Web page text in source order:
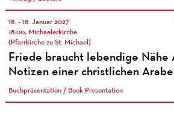
18. - 18. Januar 2027
18:00, Michaelerkirche
(Pfarrkirche zu St. Michael)
Friede braucht lebendige Nähe
Notizen einer christlichen
Buchpräsentation / Book Presentation